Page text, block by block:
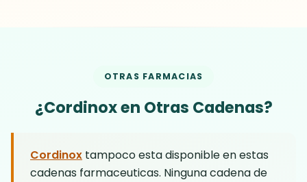
no ofrece este tipo de garantia en ningun
OTRAS FARMACIAS
¿Cordinox en Otras Cadenas?
Cordinox tampoco esta disponible en estas
cadenas farmaceuticas. Ninguna cadena de